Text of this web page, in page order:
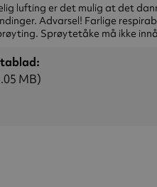
lufting er det mulig at det
Advarsel! Farlige
Sprøytetåke må ikke
MB)